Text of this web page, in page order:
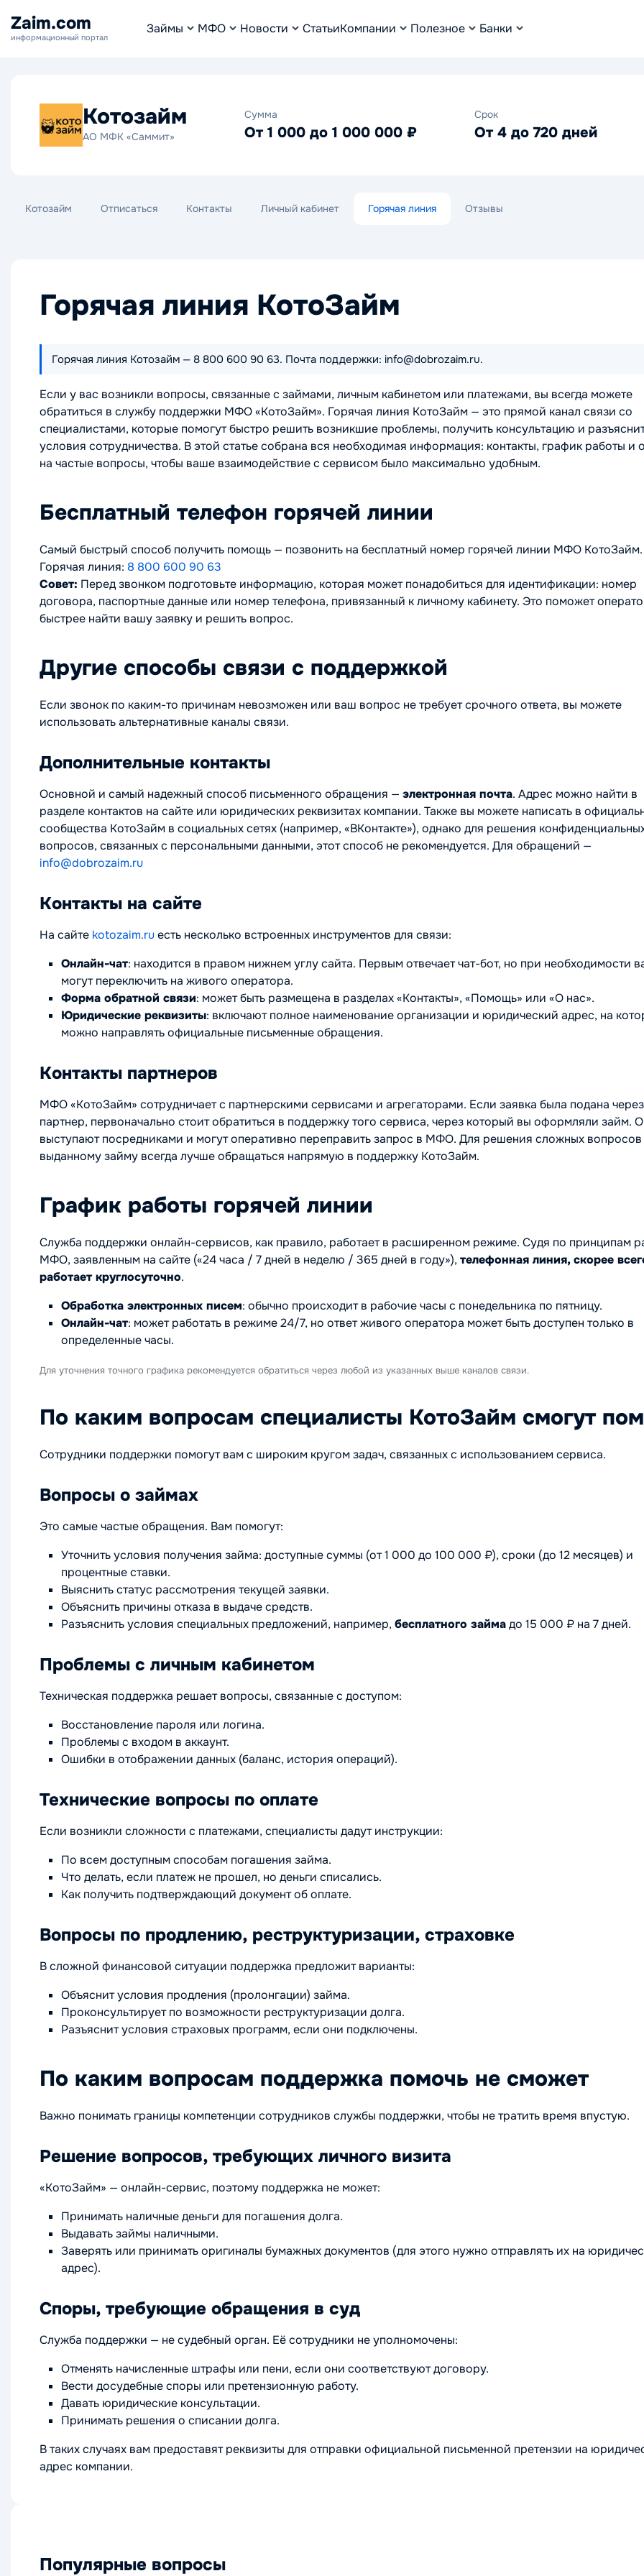
Zaim.com
информационный портал
Займы МФО Новости СтатьиКомпании Полезное Банки
Котозайм
АО МФК «Саммит»
Сумма
От 1 000 до 1 000 000 ₽
Срок
От 4 до 720 дней
Котозайм Отписаться Контакты Личный кабинет Горячая линия Отзывы
Горячая линия КотоЗайм
Горячая линия Котозайм — 8 800 600 90 63. Почта поддержки: info@dobrozaim.ru.
Если у вас возникли вопросы, связанные с займами, личным кабинетом или платежами, вы всегда можете
обратиться в службу поддержки МФО «КотоЗайм». Горячая линия КотоЗайм — это прямой канал связи со
специалистами, которые помогут быстро решить возникшие проблемы, получить консультацию и
условия сотрудничества. В этой статье собрана вся необходимая информация: контакты, график работы и
на частые вопросы, чтобы ваше взаимодействие с сервисом было максимально удобным.
Бесплатный телефон горячей линии
Самый быстрый способ получить помощь — позвонить на бесплатный номер горячей линии МФО КотоЗайм.
Горячая линия: 8 800 600 90 63
Совет: Перед звонком подготовьте информацию, которая может понадобиться для идентификации: номер
договора, паспортные данные или номер телефона, привязанный к личному кабинету. Это поможет
быстрее найти вашу заявку и решить вопрос.
Другие способы связи с поддержкой
Если звонок по каким-то причинам невозможен или ваш вопрос не требует срочного ответа, вы можете
использовать альтернативные каналы связи.
Дополнительные контакты
Основной и самый надежный способ письменного обращения — электронная почта. Адрес можно найти в
разделе контактов на сайте или юридических реквизитах компании. Также вы можете написать в
сообщества КотоЗайм в социальных сетях (например, «ВКонтакте»), однако для решения
вопросов, связанных с персональными данными, этот способ не рекомендуется. Для обращений —
info@dobrozaim.ru
Контакты на сайте
На сайте kotozaim.ruесть несколько встроенных инструментов для связи:
Онлайн-чат: находится в правом нижнем углу сайта. Первым отвечает чат-бот, но при необходимости
могут переключить на живого оператора.
Форма обратной связи: может быть размещена в разделах «Контакты», «Помощь» или «О нас».
Юридические реквизиты: включают полное наименование организации и юридический адрес, на
можно направлять официальные письменные обращения.
Контакты партнеров
МФО «КотоЗайм» сотрудничает с партнерскими сервисами и агрегаторами. Если заявка была подана
партнер, первоначально стоит обратиться в поддержку того сервиса, через который вы оформляли займ.
выступают посредниками и могут оперативно переправить запрос в МФО. Для решения сложных
выданному займу всегда лучше обращаться напрямую в поддержку КотоЗайм.
График работы горячей линии
Служба поддержки онлайн-сервисов, как правило, работает в расширенном режиме. Судя по принципам
МФО, заявленным на сайте («24 часа / 7 дней в неделю / 365 дней в году»), телефонная линия, скорее
работает круглосуточно.
Обработка электронных писем: обычно происходит в рабочие часы с понедельника по пятницу.
Онлайн-чат: может работать в режиме 24/7, но ответ живого оператора может быть доступен только в
определенные часы.
Для уточнения точного графика рекомендуется обратиться через любой из указанных выше каналов связи.
По каким вопросам специалисты КотоЗайм смогут
Сотрудники поддержки помогут вам с широким кругом задач, связанных с использованием сервиса.
Вопросы о займах
Это самые частые обращения. Вам помогут:
Уточнить условия получения займа: доступные суммы (от 1 000 до 100 000 ₽), сроки (до 12 месяцев) и
процентные ставки.
Выяснить статус рассмотрения текущей заявки.
Объяснить причины отказа в выдаче средств.
Разъяснить условия специальных предложений, например, бесплатного займадо 15 000 ₽ на 7 дней.
Проблемы с личным кабинетом
Техническая поддержка решает вопросы, связанные с доступом:
Восстановление пароля или логина.
Проблемы с входом в аккаунт.
Ошибки в отображении данных (баланс, история операций).
Технические вопросы по оплате
Если возникли сложности с платежами, специалисты дадут инструкции:
По всем доступным способам погашения займа.
Что делать, если платеж не прошел, но деньги списались.
Как получить подтверждающий документ об оплате.
Вопросы по продлению, реструктуризации, страховке
В сложной финансовой ситуации поддержка предложит варианты:
Объяснит условия продления (пролонгации) займа.
Проконсультирует по возможности реструктуризации долга.
Разъяснит условия страховых программ, если они подключены.
По каким вопросам поддержка помочь не сможет
Важно понимать границы компетенции сотрудников службы поддержки, чтобы не тратить время впустую.
Решение вопросов, требующих личного визита
«КотоЗайм» — онлайн-сервис, поэтому поддержка не может:
Принимать наличные деньги для погашения долга.
Выдавать займы наличными.
Заверять или принимать оригиналы бумажных документов (для этого нужно отправлять их на
адрес).
Споры, требующие обращения в суд
Служба поддержки — не судебный орган. Её сотрудники не уполномочены:
Отменять начисленные штрафы или пени, если они соответствуют договору.
Вести досудебные споры или претензионную работу.
Давать юридические консультации.
Принимать решения о списании долга.
В таких случаях вам предоставят реквизиты для отправки официальной письменной претензии на
адрес компании.
Популярные вопросы